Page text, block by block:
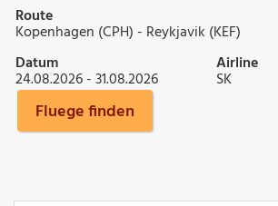
Route
Kopenhagen (CPH) - Reykjavik (KEF)
Datum
24.08.2026 - 31.08.2026
Airline
SK
Fluege finden